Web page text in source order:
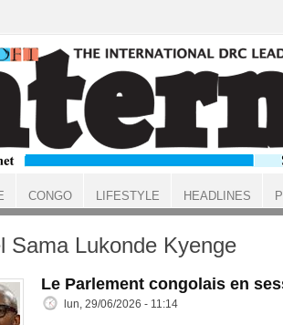
Sama Lukonde Kyenge
Le Parlement congolais en
lun, 29/06/2026 - 11:14
CONGO LIFESTYLE HEADLINES